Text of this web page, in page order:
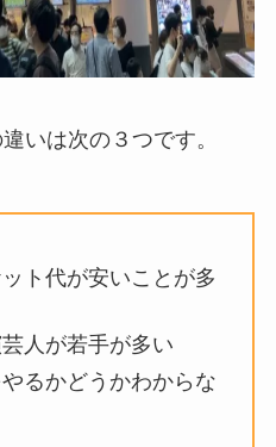
いは次の３つです。
ト代が安いことが多
人が若手が多い
るかどうかわからな